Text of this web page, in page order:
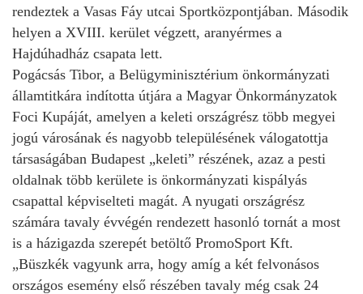
rendeztek a Vasas Fáy utcai Sportközpontjában. Második
helyen a XVIII. kerület végzett, aranyérmes a
Hajdúhadház csapata lett.
Pogácsás Tibor, a Belügyminisztérium önkormányzati
államtitkára indította útjára a Magyar Önkormányzatok
Foci Kupáját, amelyen a keleti országrész több megyei
jogú városának és nagyobb településének válogatottja
társaságában Budapest „keleti” részének, azaz a pesti
oldalnak több kerülete is önkormányzati kispályás
csapattal képviselteti magát. A nyugati országrész
számára tavaly évvégén rendezett hasonló tornát a most
is a házigazda szerepét betöltő PromoSport Kft.
„Büszkék vagyunk arra, hogy amíg a két felvonásos
országos esemény első részében tavaly még csak 24